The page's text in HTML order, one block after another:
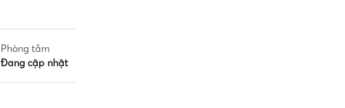
Phòng tắm
Đang cập nhật